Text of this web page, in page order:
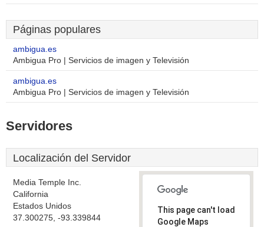
Páginas populares
ambigua.es
Ambigua Pro | Servicios de imagen y Televisión
ambigua.es
Ambigua Pro | Servicios de imagen y Televisión
Servidores
Localización del Servidor
Media Temple Inc.
California
Estados Unidos
37.300275, -93.339844
This page can't load
Google Maps